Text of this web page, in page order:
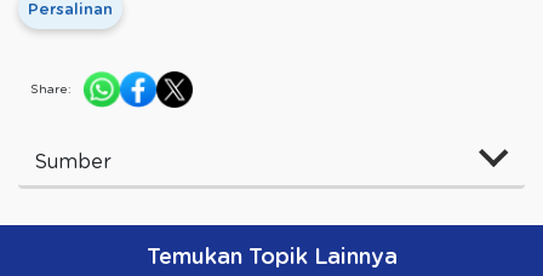
Persalinan
Share:
Sumber
Temukan Topik Lainnya